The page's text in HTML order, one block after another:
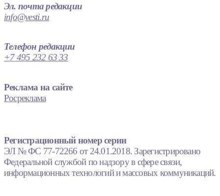
Эл. почта редакции
info@vesti.ru
Телефон редакции
+7 495 232 63 33
Реклама на сайте
Росреклама
Регистрационный номер серии
ЭЛ № ФС 77-72266 от 24.01.2018. Зарегистрировано
Федеральной службой по надзору в сфере связи,
информационных технологий и массовых коммуникаций.